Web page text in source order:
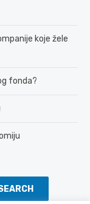
koje žele
fonda?